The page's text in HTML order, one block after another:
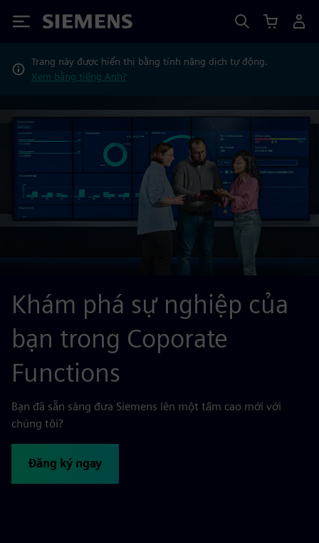
Siemens
Trang này được hiển thị bằng tính năng dịch tự động.
Xem bằng tiếng Anh?
Khám phá sự nghiệp của
bạn trong Coporate
Functions
Bạn đã sẵn sàng đưa Siemens lên một tầm cao mới với
chúng tôi?
Đăng ký ngay